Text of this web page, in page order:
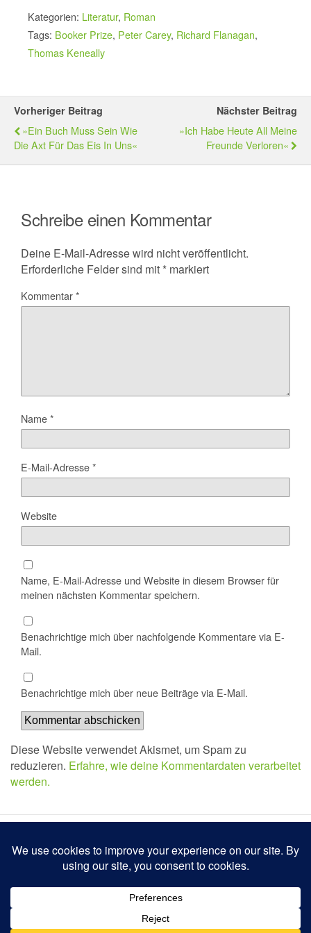
Kategorien: Literatur, Roman
Tags: Booker Prize, Peter Carey, Richard Flanagan,
Thomas Keneally
Vorheriger Beitrag
»Ein Buch Muss Sein Wie
Die Axt Für Das Eis In Uns«
Nächster Beitrag
»Ich Habe Heute All Meine
Freunde Verloren«
Schreibe einen Kommentar
Deine E-Mail-Adresse wird nicht veröffentlicht.
Erforderliche Felder sind mit * markiert
Kommentar*
Name*
E-Mail-Adresse*
Website
Name, E-Mail-Adresse und Website in diesem Browser für
meinen nächsten Kommentar speichern.
Benachrichtige mich über nachfolgende Kommentare via E-
Mail.
Benachrichtige mich über neue Beiträge via E-Mail.
Diese Website verwendet Akismet, um Spam zu
reduzieren. Erfahre, wie deine Kommentardaten verarbeitet
werden.
Zum Seitenanfang
Mobil Desktop